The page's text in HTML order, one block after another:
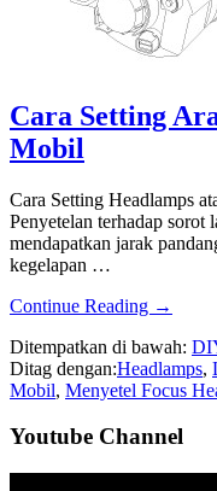
Cara Setting
Mobil
Cara Setting Headlamps
Penyetelan terhadap sorot
mendapatkan jarak
kegelapan …
Continue Reading about
Setting
Arah
Focus
Depan
→
Ditempatkan di bawah:
Ditag dengan:Headlamps,
Mobil, Menyetel Focus
Sidebar
Utama
Youtube Channel